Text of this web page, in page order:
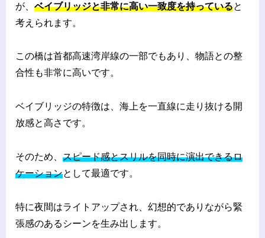
が、 ベイブリッジと非常に高い一致度を持っていると
考えられます。
この橋は首都高速湾岸線の一部でもあり、物語との整
合性も非常に高いです。
ベイブリッジの特徴は、海上を一直線に走り抜ける開
放感と高さです。
そのため、 スピード感とスリルを同時に演出できるロ
ケーションとして最適です。
特に夜間はライトアップされ、幻想的でありながら緊
張感のあるシーンを生み出します。